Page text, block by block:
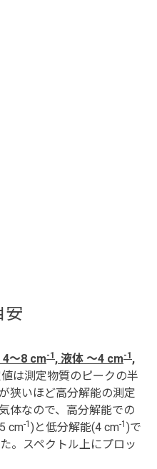
ついてご説明します。
隣り合う二つのピークを
解能の単位は波数と同じ
解能を単に『分解能』と
安
4〜8 cm-1 , 液体 〜4 cm-1 ,
は測定物質のピークの半
狭いほど高分解能の測定
体なので、高分解能での
cm-1 )と低分解能(4 cm-1 )で
。スペクトル上にプロッ